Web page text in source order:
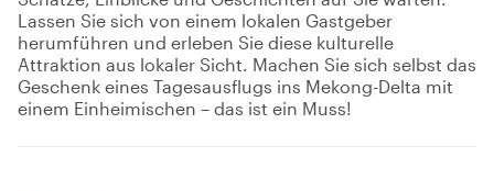
Lassen Sie sich von einem lokalen Gastgeber
herumführen und erleben Sie diese kulturelle
Attraktion aus lokaler Sicht. Machen Sie sich selbst das
Geschenk eines Tagesausflugs ins Mekong-Delta mit
einem Einheimischen – das ist ein Muss!